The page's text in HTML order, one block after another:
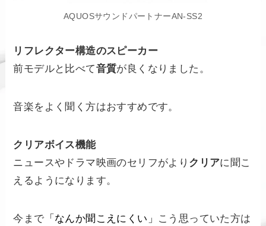
AQUOSサウンドパートナーAN-SS2
リフレクター構造のスピーカー
前モデルと比べて音質が良くなりました。
音楽をよく聞く方はおすすめです。
クリアボイス機能
ニュースやドラマ映画のセリフがより クリアに聞こ
えるようになります。
今まで 「なんか聞こえにくい」
こう思っていた方は